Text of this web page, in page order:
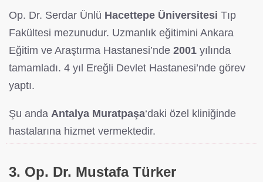
Op. Dr. Serdar Ünlü Hacettepe Üniversitesi Tıp
Fakültesi mezunudur. Uzmanlık eğitimini Ankara
Eğitim ve Araştırma Hastanesi’nde 2001 yılında
tamamladı. 4 yıl Ereğli Devlet Hastanesi’nde görev
yaptı.
Şu anda Antalya Muratpaşa‘daki özel kliniğinde
hastalarına hizmet vermektedir.
3. Op. Dr. Mustafa Türker